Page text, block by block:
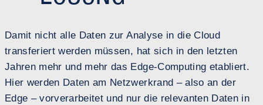
Damit nicht alle Daten zur Analyse in die Cloud
transferiert werden müssen, hat sich in den letzten
Jahren mehr und mehr das Edge-Computing etabliert.
Hier werden Daten am Netzwerkrand – also an der
Edge – vorverarbeitet und nur die relevanten Daten in